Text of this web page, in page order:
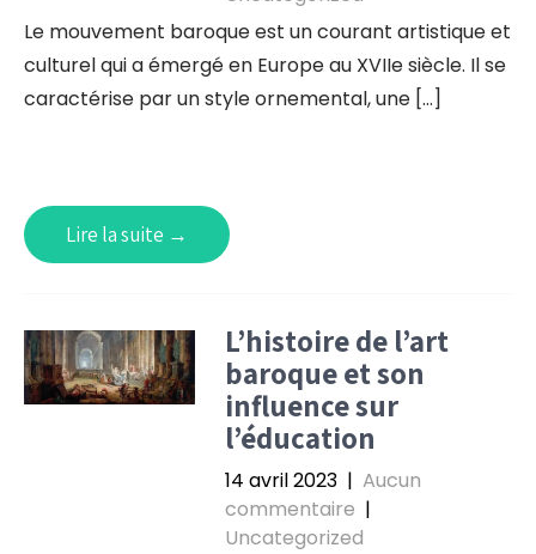
Le mouvement baroque est un courant artistique et
culturel qui a émergé en Europe au XVIIe siècle. Il se
caractérise par un style ornemental, une […]
Lire la suite →
L’histoire de l’art
baroque et son
influence sur
l’éducation
14 avril 2023 | Aucun
commentaire |
Uncategorized